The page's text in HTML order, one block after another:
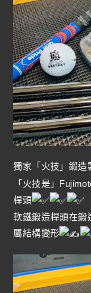
獨家「火技」鍛造
「火技是」
桿頭
軟鐵鍛造桿頭在鍛
屬結構變形